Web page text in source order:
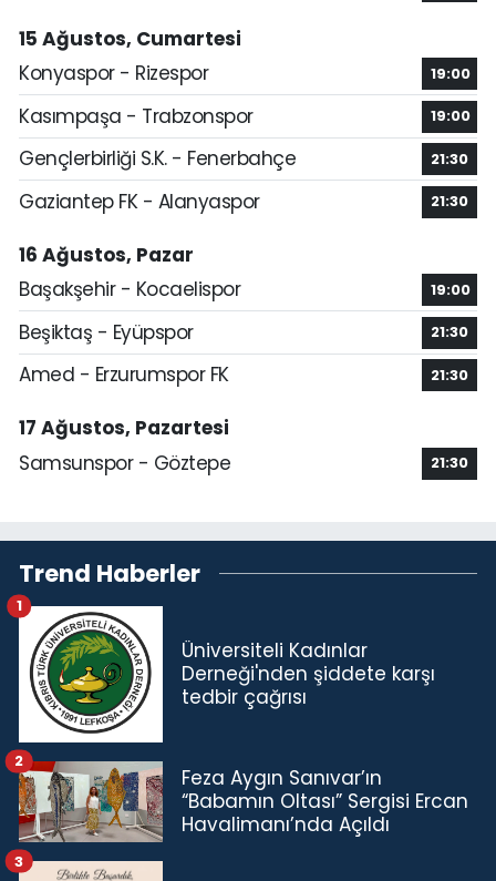
15 Ağustos, Cumartesi
Konyaspor - Rizespor
19:00
Kasımpaşa - Trabzonspor 19:00
Gençlerbirliği S.K. - Fenerbahçe 21:30
Gaziantep FK - Alanyaspor 21:30
16 Ağustos, Pazar
Başakşehir - Kocaelispor
19:00
Beşiktaş - Eyüpspor 21:30
Amed - Erzurumspor FK 21:30
17 Ağustos, Pazartesi
Samsunspor - Göztepe
21:30
Trend Haberler
Üniversiteli Kadınlar
Derneği'nden şiddete karşı
tedbir çağrısı
1
Feza Aygın Sanıvar’ın
“Babamın Oltası” Sergisi Ercan
Havalimanı’nda Açıldı
2
3